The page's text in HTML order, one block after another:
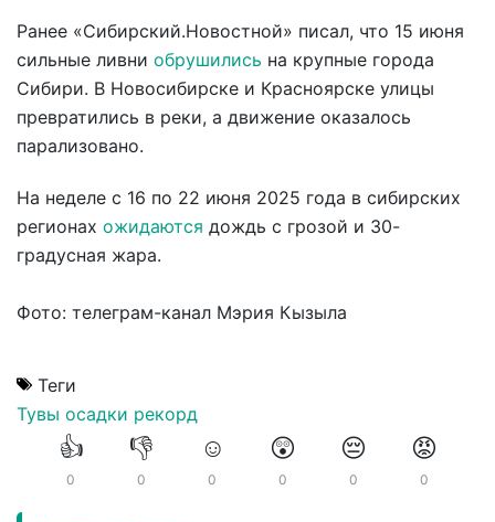
Ранее «Сибирский.Новостной» писал, что 15 июня
сильные ливни обрушились на крупные города
Сибири. В Новосибирске и Красноярске улицы
превратились в реки, а движение оказалось
парализовано.
На неделе с 16 по 22 июня 2025 года в сибирских
регионах ожидаются дождь с грозой и 30-
градусная жара.
Фото: телеграм-канал Мэрия Кызыла
Теги
Тувы осадки рекорд
👍
0
👎
0
☺️
0
😲
0
😔
0
😡
0